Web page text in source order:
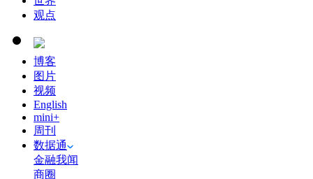
观点
博客
图片
视频
English
mini+
周刊
数据通
金融我闻
商圈